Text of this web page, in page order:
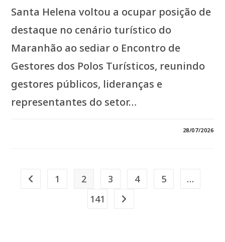
Santa Helena voltou a ocupar posição de
destaque no cenário turístico do
Maranhão ao sediar o Encontro de
Gestores dos Polos Turísticos, reunindo
gestores públicos, lideranças e
representantes do setor…
E
COLOCA
BAIXADA
MARANHENSE
28/07/2026
Ir para a página anterior
1 2 3 4 5
…
141
Ir para a próxima página